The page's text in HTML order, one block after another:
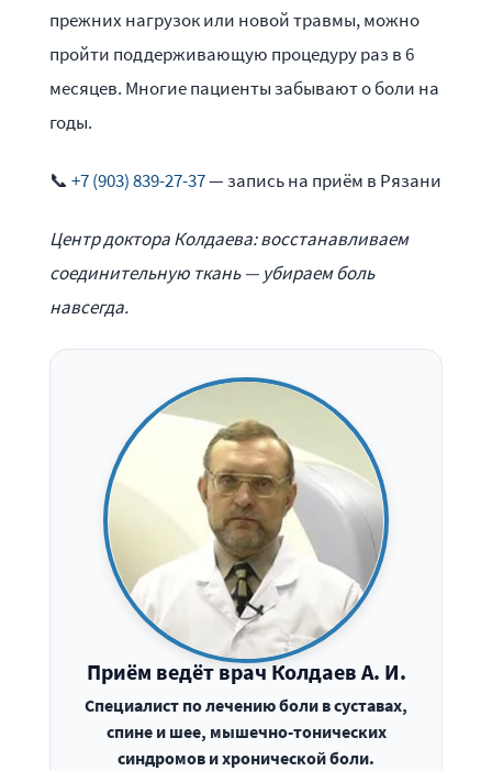
прежних нагрузок или новой травмы, можно
пройти поддерживающую процедуру раз в 6
месяцев. Многие пациенты забывают о боли на
годы.
📞 +7 (903) 839-27-37— запись на приём в Рязани
Центр доктора Колдаева: восстанавливаем
соединительную ткань — убираем боль
навсегда.
Приём ведёт врач Колдаев А. И.
Специалист по лечению боли в суставах,
спине и шее, мышечно-тонических
синдромов и хронической боли.